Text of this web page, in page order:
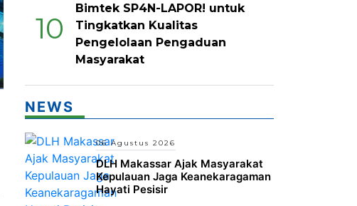
10
Bimtek SP4N-LAPOR! untuk
Tingkatkan Kualitas
Pengelolaan Pengaduan
Masyarakat
NEWS
06 Agustus 2026
DLH Makassar Ajak Masyarakat
Kepulauan Jaga Keanekaragaman
Hayati Pesisir